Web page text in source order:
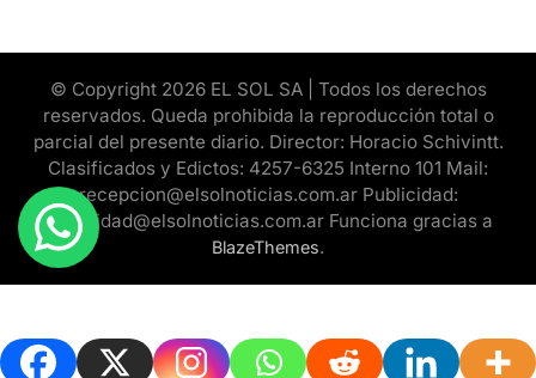
© Copyright 2026 EL SOL SA | Todos los derechos
reservados. Queda prohibida la reproducción total o
parcial del presente diario. Director: Horacio Schivintt.
Clasificados y Edictos: 4257-6325 Interno 101 Mail:
recepcion@elsolnoticias.com.ar Publicidad:
publicidad@elsolnoticias.com.ar Funciona gracias a
BlazeThemes.